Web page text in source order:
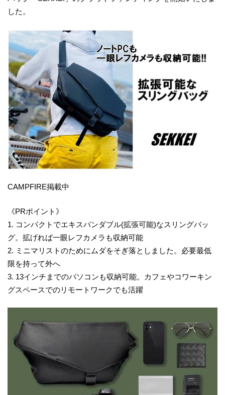
した。
CAMPFIRE掲載中
《PRポイント》
1. コンパクトでエキスパンダブル(拡張可能)なスリングバッ
グ。拡げれば一眼レフカメラも収納可能
2. ミニマリストのためにムダをそぎ落としました。必要最低
限を持って外へ
3. 13インチまでのパソコンも収納可能。カフェやコワーキン
グスペースでのリモートワークでも活躍